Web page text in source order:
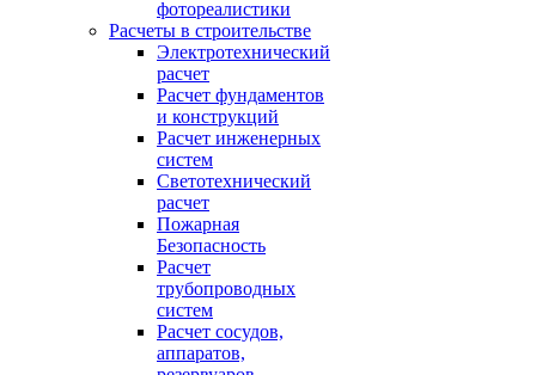
фотореалистики
Расчеты в строительстве
Электротехнический
расчет
Расчет фундаментов
и конструкций
Расчет инженерных
систем
Светотехнический
расчет
Пожарная
Безопасность
Расчет
трубопроводных
систем
Расчет сосудов,
аппаратов,